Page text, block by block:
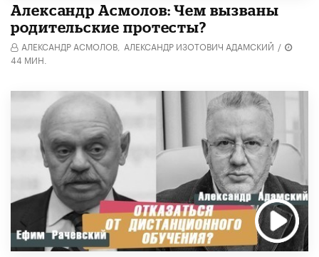
Александр Асмолов: Чем вызваны
родительские протесты?
АЛЕКСАНДР АСМОЛОВ, АЛЕКСАНДР ИЗОТОВИЧ АДАМСКИЙ /
44 МИН.